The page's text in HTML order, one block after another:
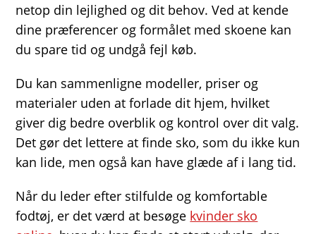
netop din lejlighed og dit behov. Ved at kende
dine præferencer og formålet med skoene kan
du spare tid og undgå fejl køb.
Du kan sammenligne modeller, priser og
materialer uden at forlade dit hjem, hvilket
giver dig bedre overblik og kontrol over dit valg.
Det gør det lettere at finde sko, som du ikke kun
kan lide, men også kan have glæde af i lang tid.
Når du leder efter stilfulde og komfortable
fodtøj, er det værd at besøge kvinder sko